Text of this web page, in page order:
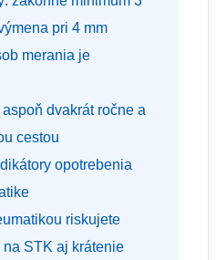
pri 4 mm
merania je
dvakrát ročne a
cestou
opotrebenia
riskujete
STK aj krátenie